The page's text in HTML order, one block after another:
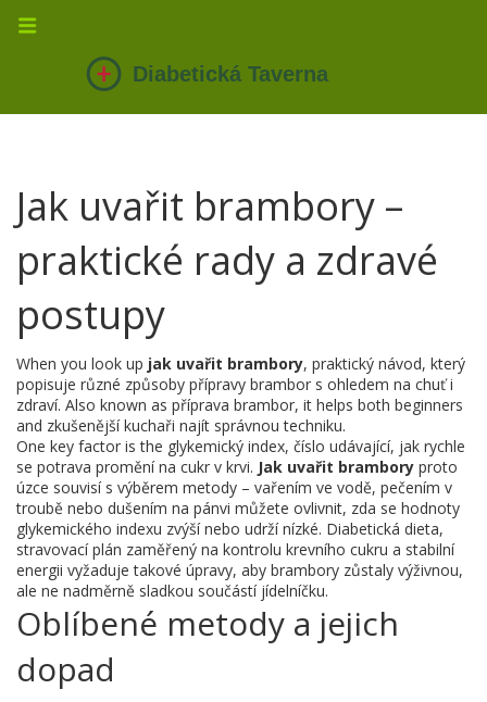
Jak uvařit brambory –
praktické rady a zdravé
postupy
When you look up jak uvařit brambory, praktický návod, který
popisuje různé způsoby přípravy brambor s ohledem na chuť i
zdraví. Also known as příprava brambor, it helps both beginners
and zkušenější kuchaři najít správnou techniku.
One key factor is the glykemický index, číslo udávající, jak rychle
se potrava promění na cukr v krvi. Jak uvařit brambory proto
úzce souvisí s výběrem metody – vařením ve vodě, pečením v
troubě nebo dušením na pánvi můžete ovlivnit, zda se hodnoty
glykemického indexu zvýší nebo udrží nízké. Diabetická dieta,
stravovací plán zaměřený na kontrolu krevního cukru a stabilní
energii vyžaduje takové úpravy, aby brambory zůstaly výživnou,
ale ne nadměrně sladkou součástí jídelníčku.
Oblíbené metody a jejich
dopad